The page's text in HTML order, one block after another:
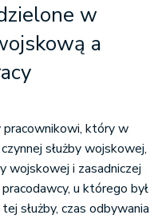
w
a
który w
służby wojskowej,
wojskowej i zasadniczej
u którego był
służby, czas odbywania